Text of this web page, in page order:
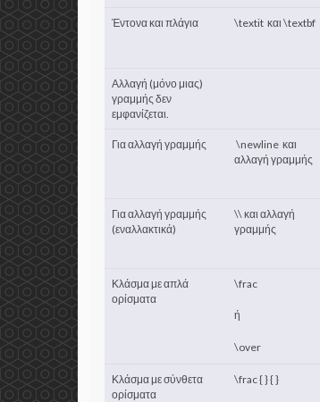
Έντονα και πλάγια \textit και \textbf
Αλλαγή (μόνο μιας)
γραμμής δεν
εμφανίζεται.
Για αλλαγή γραμμής
\newline και
αλλαγή γραμμής
Για αλλαγή γραμμής
(εναλλακτικά)
\\ και αλλαγή
γραμμής
Κλάσμα με απλά
ορίσματα
\frac
ή
\over
Κλάσμα με σύνθετα
ορίσματα
\frac { } { }